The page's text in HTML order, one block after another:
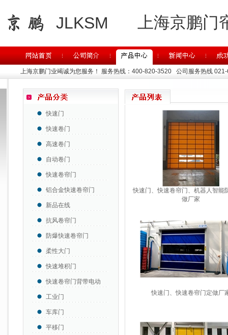
JLKSM 上海京鹏
上海京鹏门业竭诚为您服务！ 服务热线：400-820-3520 公司服务热线
快速门
快速卷门
高速卷门
自动卷门
快速卷帘门
铝合金快速卷帘门
新品在线
抗风卷帘门
防爆快速卷帘门
柔性大门
快速堆积门
快速卷帘门背带电动
工业门
车库门
平移门
快速门、快速卷帘门、机器人智能
做厂家
快速门、快速卷帘门定做厂